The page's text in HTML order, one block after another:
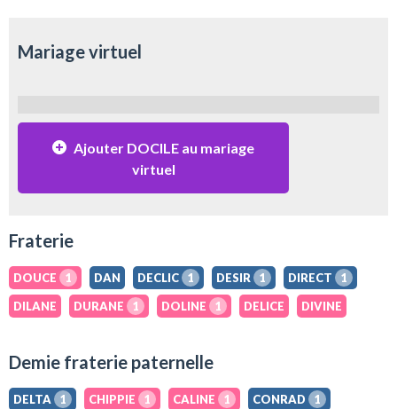
Mariage virtuel
Ajouter DOCILE au mariage
virtuel
Fraterie
DOUCE 1 DAN DECLIC 1 DESIR 1 DIRECT
1
DILANE
DURANE 1 DOLINE 1 DELICE DIVINE
Demie fraterie paternelle
DELTA 1 CHIPPIE 1 CALINE 1 CONRAD 1